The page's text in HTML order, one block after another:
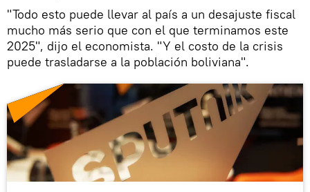
"Todo esto puede llevar al país a un desajuste fiscal
mucho más serio que con el que terminamos este
2025", dijo el economista. "Y el costo de la crisis
puede trasladarse a la población boliviana".